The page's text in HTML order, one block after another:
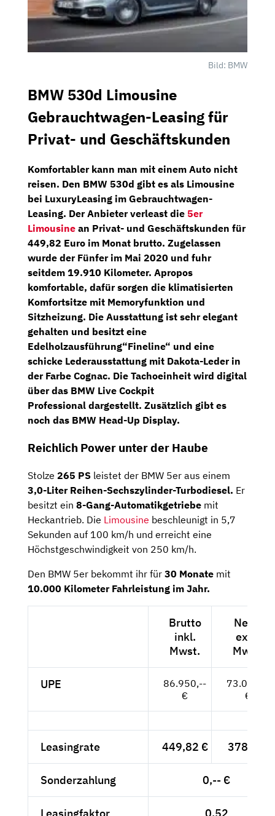
Bild: BMW
BMW 530d Limousine
Gebrauchtwagen-Leasing für
Privat- und Geschäftskunden
Komfortabler kann man mit einem Auto nicht
reisen. Den BMW 530d gibt es als Limousine
bei LuxuryLeasing im Gebrauchtwagen-
Leasing. Der Anbieter verleast die 5er
Limousine an Privat- und Geschäftskunden für
449,82 Euro im Monat brutto. Zugelassen
wurde der Fünfer im Mai 2020 und fuhr
seitdem 19.910 Kilometer. Apropos
komfortable, dafür sorgen die klimatisierten
Komfortsitze mit Memoryfunktion und
Sitzheizung. Die Ausstattung ist sehr elegant
gehalten und besitzt eine
Edelholzausführung“Fineline“ und eine
schicke Lederausstattung mit Dakota-Leder in
der Farbe Cognac. Die Tachoeinheit wird digital
über das BMW Live Cockpit
Professional dargestellt. Zusätzlich gibt es
noch das BMW Head-Up Display.
Reichlich Power unter der Haube
Stolze 265 PS leistet der BMW 5er aus einem
3,0-Liter Reihen-Sechszylinder-Turbodiesel. Er
besitzt ein 8-Gang-Automatikgetriebe mit
Heckantrieb. Die Limousine beschleunigt in 5,7
Sekunden auf 100 km/h und erreicht eine
Höchstgeschwindigkeit von 250 km/h.
Den BMW 5er bekommt ihr für 30 Monate mit
10.000 Kilometer Fahrleistung im Jahr.
Brutto
inkl.
Mwst.
Netto
exkl.
Mwst.
UPE
86.950,--
€
73.067,--
€
Leasingrate 449,82 € 378,-- €
Sonderzahlung 0,-- €